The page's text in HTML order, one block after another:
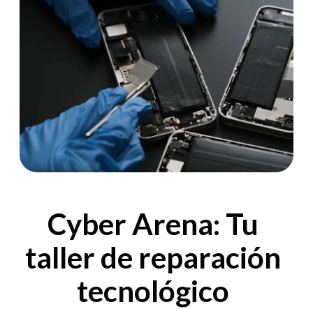
Cyber Arena: Tu
taller de reparación
tecnológico